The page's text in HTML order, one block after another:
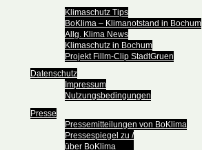
Klimaschutz Tips
BoKlima – Klimanotstand in Bochum
Allg. Klima News
Klimaschutz in Bochum
Projekt Fillm-Clip StadtGruen
Datenschutz
Impressum
Nutzungsbedingungen
Presse
Pressemitteilungen von BoKlima
Pressespiegel zu /
über BoKlima